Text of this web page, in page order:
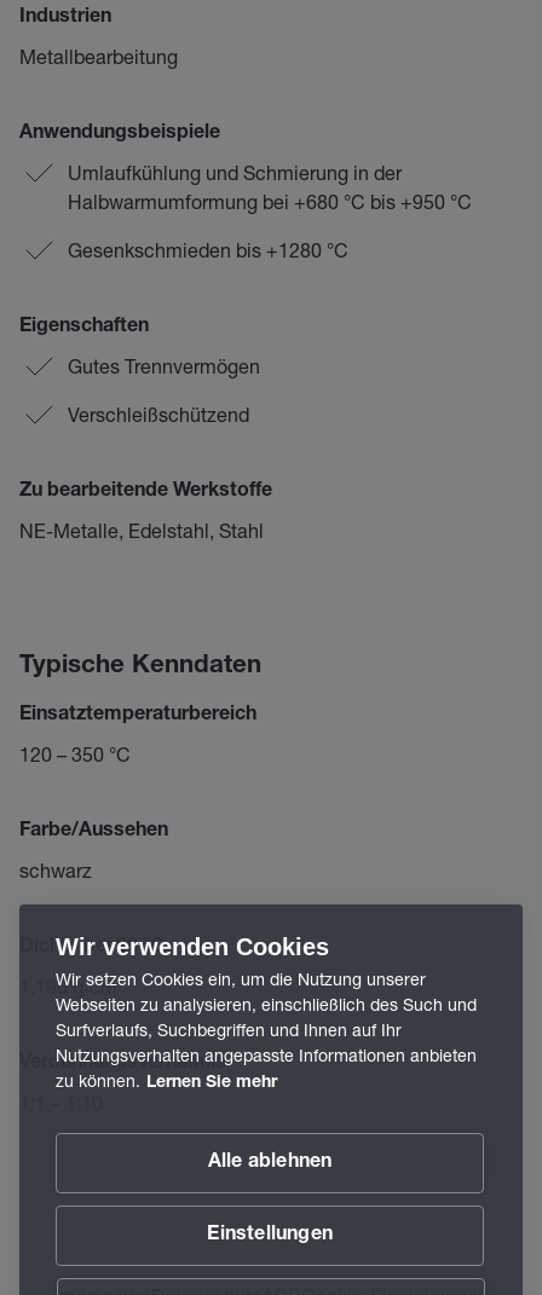
Industrien
Metallbearbeitung
Anwendungsbeispiele
Umlaufkühlung und Schmierung in der
Halbwarmumformung bei +680 °C bis +950 °C
Gesenkschmieden bis +1280 °C
Eigenschaften
Gutes Trennvermögen
Verschleißschützend
Zu bearbeitende Werkstoffe
NE-Metalle, Edelstahl, Stahl
Typische Kenndaten
Einsatztemperaturbereich
120 – 350 °C
Farbe/Aussehen
schwarz
Dichte bei 20 °C
1,190 g/cm³
Verdünnungsverhältnis
Wir verwenden Cookies
Wir setzen Cookies ein, um die Nutzung unserer
Webseiten zu analysieren, einschließlich des Such und
Surfverlaufs, Suchbegriffen und Ihnen auf Ihr
Nutzungsverhalten angepasste Informationen anbieten
zu können. Lernen Sie mehr
Alle ablehnen
Einstellungen